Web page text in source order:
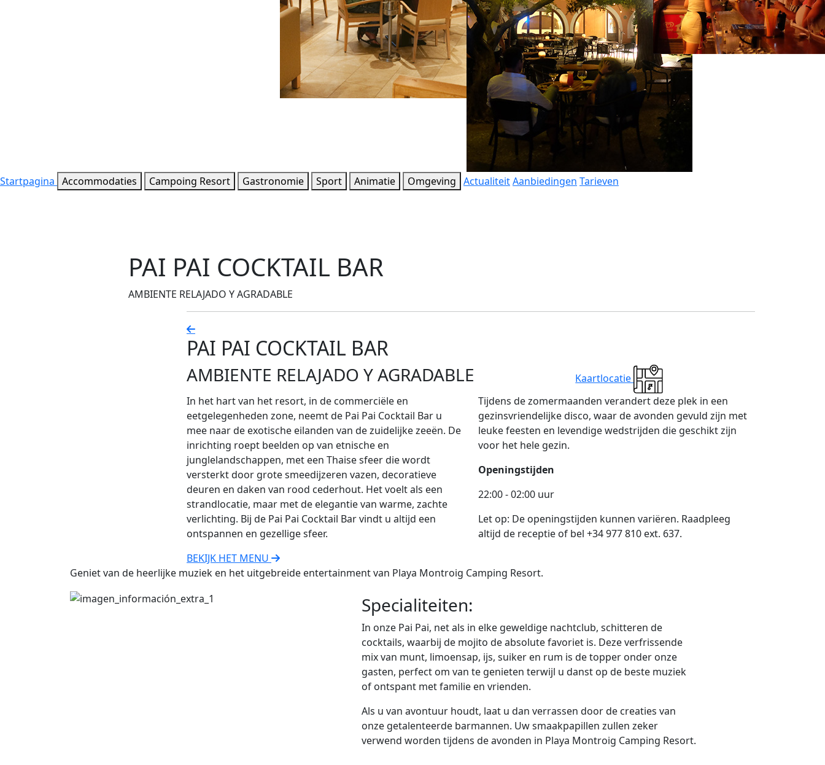
Startpagina Accommodaties Campoing Resort Gastronomie Sport Animatie Omgeving ActualiteitAanbiedingen Tarieven
PAI PAI COCKTAIL BAR
AMBIENTE RELAJADO Y AGRADABLE
PAI PAI COCKTAIL BAR
AMBIENTE RELAJADO Y AGRADABLE
Kaartlocatie
In het hart van het resort, in de commerciële en
eetgelegenheden zone, neemt de Pai Pai Cocktail Bar u
mee naar de exotische eilanden van de zuidelijke zeeën. De
inrichting roept beelden op van etnische en
junglelandschappen, met een Thaise sfeer die wordt
versterkt door grote smeedijzeren vazen, decoratieve
deuren en daken van rood cederhout. Het voelt als een
strandlocatie, maar met de elegantie van warme, zachte
verlichting. Bij de Pai Pai Cocktail Bar vindt u altijd een
ontspannen en gezellige sfeer.
Tijdens de zomermaanden verandert deze plek in een
gezinsvriendelijke disco, waar de avonden gevuld zijn met
leuke feesten en levendige wedstrijden die geschikt zijn
voor het hele gezin.
Openingstijden
22:00 - 02:00 uur
Let op: De openingstijden kunnen variëren. Raadpleeg
altijd de receptie of bel +34 977 810 ext. 637.
BEKIJK HET MENU
Geniet van de heerlijke muziek en het uitgebreide entertainment van Playa Montroig Camping Resort.
Specialiteiten:
In onze Pai Pai, net als in elke geweldige nachtclub, schitteren de
cocktails, waarbij de mojito de absolute favoriet is. Deze verfrissende
mix van munt, limoensap, ijs, suiker en rum is de topper onder onze
gasten, perfect om van te genieten terwijl u danst op de beste muziek
of ontspant met familie en vrienden.
Als u van avontuur houdt, laat u dan verrassen door de creaties van
onze getalenteerde barmannen. Uw smaakpapillen zullen zeker
verwend worden tijdens de avonden in Playa Montroig Camping Resort.